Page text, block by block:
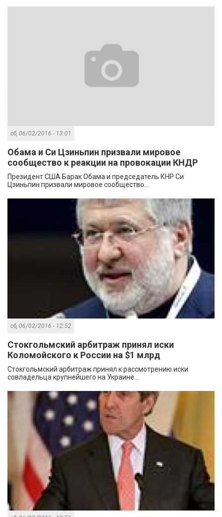
сб, 06/02/2016 - 13:01
Обама и Си Цзиньпин призвали мировое
сообщество к реакции на провокации КНДР
Президент США Барак Обама и председатель КНР Си
Цзиньпин призвали мировое сообщество...
сб, 06/02/2016 - 12:52
Стокгольмский арбитраж принял иски
Коломойского к России на $1 млрд
Стокгольмский арбитраж принял к рассмотрению иски
совладельца крупнейшего на Украине...